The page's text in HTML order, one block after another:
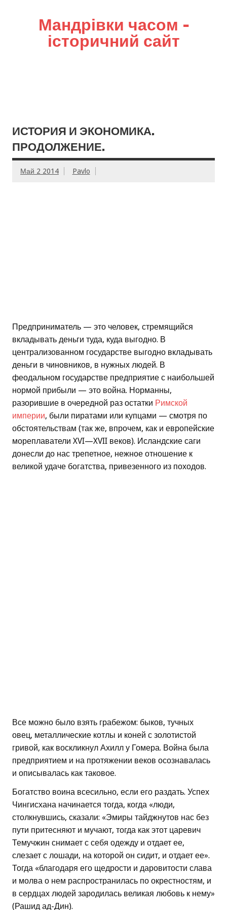
Мандрівки часом –
історичний сайт
ИСТОРИЯ И ЭКОНОМИКА.
ПРОДОЛЖЕНИЕ.
Май 2 2014 Pavlo
Предприниматель — это человек, стремящийся
вкладывать деньги туда, куда выгодно. В
централизованном государстве выгодно вкладывать
деньги в чиновников, в нужных людей. В
феодальном государстве предприятие с наибольшей
нормой прибыли — это война. Норманны,
разорившие в очередной раз остатки Римской
империи, были пиратами или купцами — смотря по
обстоятельствам (так же, впрочем, как и европейские
мореплаватели XVI—XVII веков). Исландские саги
донесли до нас трепетное, нежное отношение к
великой удаче богатства, привезенного из походов.
Все можно было взять грабежом: быков, тучных
овец, металлические котлы и коней с золотистой
гривой, как воскликнул Ахилл у Гомера. Война была
предприятием и на протяжении веков осознавалась
и описывалась как таковое.
Богатство воина всесильно, если его раздать. Успех
Чингисхана начинается тогда, когда «люди,
столкнувшись, сказали: «Эмиры тайджнутов нас без
пути притесняют и мучают, тогда как этот царевич
Темучжин снимает с себя одежду и отдает ее,
слезает с лошади, на которой он сидит, и отдает ее».
Тогда «благодаря его щедрости и даровитости слава
и молва о нем распространилась по окрестностям, и
в сердцах людей зародилась великая любовь к нему»
(Рашид ад-Дин).